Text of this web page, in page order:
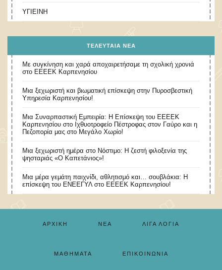
ΥΓΙΕΙΝΗ
ΤΕΛΕΥΤΑΊΑ ΝΈΑ
Με συγκίνηση και χαρά αποχαιρετήσαμε τη σχολική χρονιά
στο ΕΕΕΕΚ Καρπενησίου
Μια ξεχωριστή και βιωματική επίσκεψη στην Πυροσβεστική
Υπηρεσία Καρπενησίου!
Μια Συναρπαστική Εμπειρία: Η Επίσκεψη του ΕΕΕΕΚ
Καρπενησίου στο Ιχθυοτροφείο Πέστροφας στον Γαύρο και η
Πεζοπορία μας στο Μεγάλο Χωρίο!
​Μια ξεχωριστή ημέρα στο Νόστιμο: Η ζεστή φιλοξενία της
ψησταριάς «Ο Καπετάνιος»!
Μια μέρα γεμάτη παιχνίδι, αθλητισμό και… σουβλάκια: Η
επίσκεψη του ΕΝΕΕΓΥΛ στο ΕΕΕΕΚ Καρπενησίου!
ΑΡΧΙΚΉ ΝΈΑ ΛΊΓΑ ΛΌΓΙΑ
ΜΑΘΉΜΑΤΑ ΕΠΙΚΟΙΝΩΝΊΑ